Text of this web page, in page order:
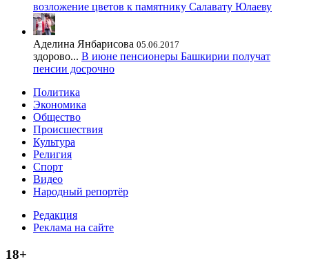
возложение цветов к памятнику Салавату Юлаеву
Аделина Янбарисова 05.06.2017
здорово... В июне пенсионеры Башкирии получат
пенсии досрочно
Политика
Экономика
Общество
Происшествия
Культура
Религия
Спорт
Видео
Народный репортёр
Редакция
Реклама на сайте
18+